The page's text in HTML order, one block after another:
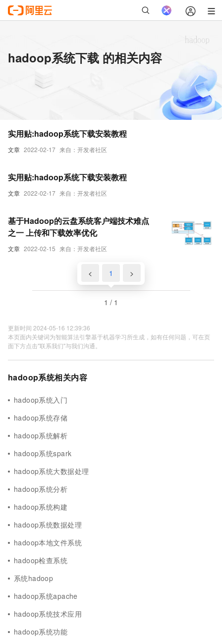
hadoop系统下载 的相关内容
文章 2022-02-17 来自：开发者社区
实用贴:hadoop系统下载安装教程
文章 2022-02-17 来自：开发者社区
实用贴:hadoop系统下载安装教程
文章 2022-02-15 来自：开发者社区
基于Hadoop的云盘系统客户端技术难点
之一 上传和下载效率优化
< 1 >
1 / 1
更新时间 2024-05-16 12:39:36
本页面内关键词为智能算法引擎基于机器学习所生成，如有任何问题，可在页
面下方点击"联系我们"与我们沟通。
hadoop系统相关内容
hadoop系统入门
hadoop系统存储
hadoop系统解析
hadoop系统spark
hadoop系统大数据处理
hadoop系统分析
hadoop系统构建
hadoop系统数据处理
hadoop本地文件系统
hadoop检查系统
系统hadoop
hadoop系统apache
hadoop系统技术应用
hadoop系统功能